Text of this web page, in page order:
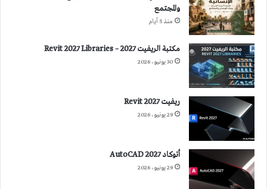
والمجتمع
منذ 5 أيام
مكتبة الريفيت 2027 – Revit 2027 Libraries
30 يونيو، 2026
ريفيت 2027 Revit
29 يونيو، 2026
أتوكاد 2027 AutoCAD
29 يونيو، 2026